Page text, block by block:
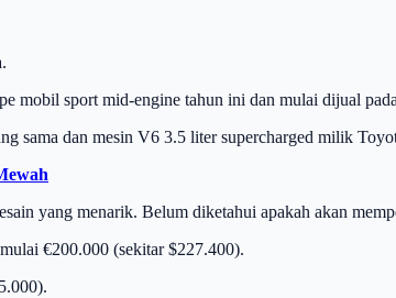
mobil sport mid-engine tahun ini dan mulai dijual
sama dan mesin V6 3.5 liter supercharged milik
yang menarik. Belum diketahui apakah akan
€200.000 (sekitar $227.400).